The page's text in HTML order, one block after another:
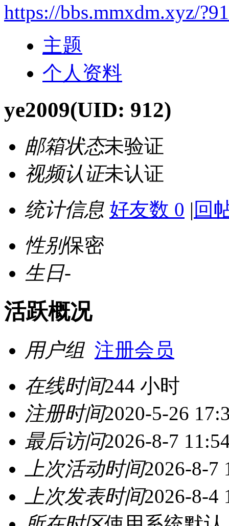
https://bbs.mmxdm.xyz/
主题
个人资料
ye2009(UID: 912)
邮箱状态未验证
视频认证未认证
统计信息 好友数 0 | 回
性别保密
生日-
活跃概况
用户组 注册会员
在线时间244 小时
注册时间2020-5-26
最后访问2026-8-7
上次活动时间2026-8-7
上次发表时间2026-8-4